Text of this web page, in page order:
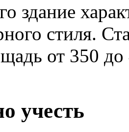
здание
стиля.
от 350
учесть